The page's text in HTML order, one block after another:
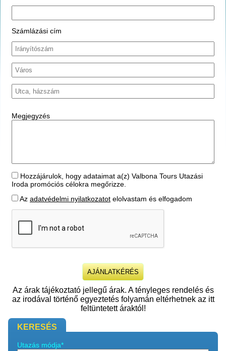
Számlázási cím
Megjegyzés
Hozzájárulok, hogy adataimat a(z) Valbona Tours Utazási
Iroda promóciós célokra megőrizze.
Az adatvédelmi nyilatkozatot elolvastam és elfogadom
Az árak tájékoztató jellegű árak. A tényleges rendelés és
az irodával történő egyeztetés folyamán eltérhetnek az itt
feltüntetett áraktól!
KERESÉS
Utazás módja*